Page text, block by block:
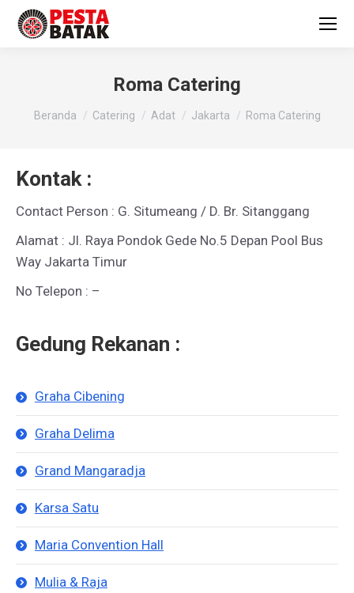
Roma Catering
You are here:
Beranda Catering Adat Jakarta Roma Catering
Kontak :
Contact Person : G. Situmeang / D. Br. Sitanggang
Alamat : Jl. Raya Pondok Gede No.5 Depan Pool Bus
Way Jakarta Timur
No Telepon : –
Gedung Rekanan :
Graha Cibening
Graha Delima
Grand Mangaradja
Karsa Satu
Maria Convention Hall
Mulia & Raja